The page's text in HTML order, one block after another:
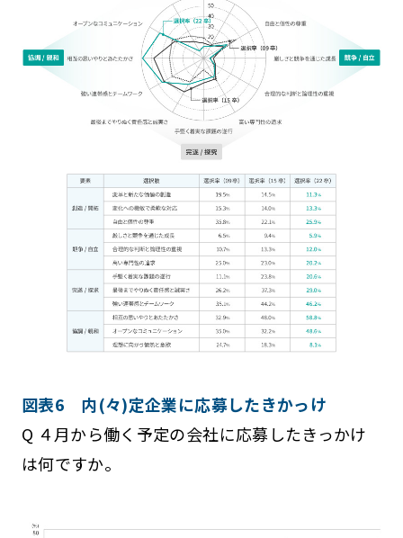
図表6 内(々)定企業に応募したきかっけ
Q ４月から働く予定の会社に応募したきっかけ
は何ですか。